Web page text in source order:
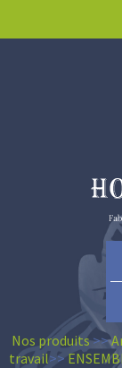
Nos produits>>
travail>>